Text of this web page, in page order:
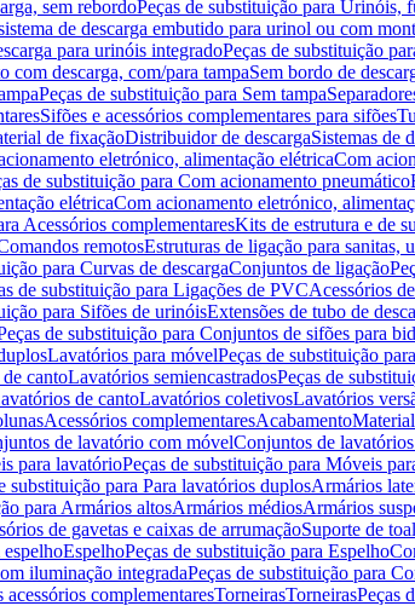
sem rebordoPeças de substituição para Urinóis,
de descarga embutido para urinol ou com
para urinóis integradoPeças de substituição
com descarga, com/para tampaSem bordo de
Peças de substituição para Sem tampa
Sifões e acessórios complementares para sifões
de fixaçãoDistribuidor de descargaSistemas de
eletrónico, alimentação elétricaCom
de substituição para Com acionamento pneumático
elétricaCom acionamento eletrónico,
Acessórios complementaresKits de estrutura e de
remotosEstruturas de ligação para sanitas,
para Curvas de descargaConjuntos de ligação
de substituição para Ligações de PVCAcessórios
para Sifões de urinóisExtensões de tubo de
de substituição para Conjuntos de sifões para
Lavatórios para móvelPeças de substituição
cantoLavatórios semiencastradosPeças de
de cantoLavatórios coletivosLavatórios
Acessórios complementaresAcabamento
de lavatório com móvelConjuntos de
para lavatórioPeças de substituição para Móveis
substituição para Para lavatórios duplosArmários
para Armários altosArmários médiosArmários
de gavetas e caixas de arrumaçãoSuporte de
EspelhoPeças de substituição para Espelho
iluminação integradaPeças de substituição para
acessórios complementaresTorneirasTorneirasPeças